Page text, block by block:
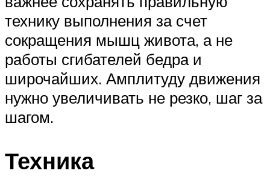
технику выполнения за счет
сокращения мышц живота, а не
работы сгибателей бедра и
широчайших. Амплитуду движения
нужно увеличивать не резко, шаг за
шагом.
Техника